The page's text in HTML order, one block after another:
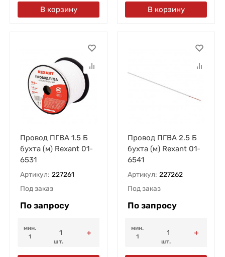
В корзину В корзину
Провод ПГВА 1.5 Б
бухта (м) Rexant 01-
6531
Артикул: 227261
Под заказ
По запросу
мин.
1
шт.
Провод ПГВА 2.5 Б
бухта (м) Rexant 01-
6541
Артикул: 227262
Под заказ
По запросу
мин.
1
шт.